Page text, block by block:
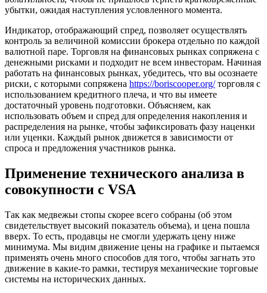
убытки, ожидая наступления условленного момента.
Индикатор, отображающий спред, позволяет осуществлять
контроль за величиной комиссии брокера отдельно по каждой
валютной паре. Торговля на финансовых рынках сопряжена с
денежными рисками и подходит не всем инвесторам. Начиная
работать на финансовых рынках, убедитесь, что вы осознаете
риски, с которыми сопряжена https://boriscooper.org/торговля с
использованием кредитного плеча, и что вы имеете
достаточный уровень подготовки. Объясняем, как
использовать объем и спред для определения накопления и
распределения на рынке, чтобы зафиксировать фазу наценки
или уценки. Каждый рынок движется в зависимости от
спроса и предложения участников рынка.
Применение технического анализа в
совокупности с VSA
Так как медвежьи стопы скорее всего собраны (об этом
свидетельствует высокий показатель объема), и цена пошла
вверх. То есть, продавцы не смогли удержать цену ниже
минимума. Мы видим движение цены на графике и пытаемся
применять очень много способов для того, чтобы загнать это
движение в какие-то рамки, тестируя механические торговые
системы на исторических данных.